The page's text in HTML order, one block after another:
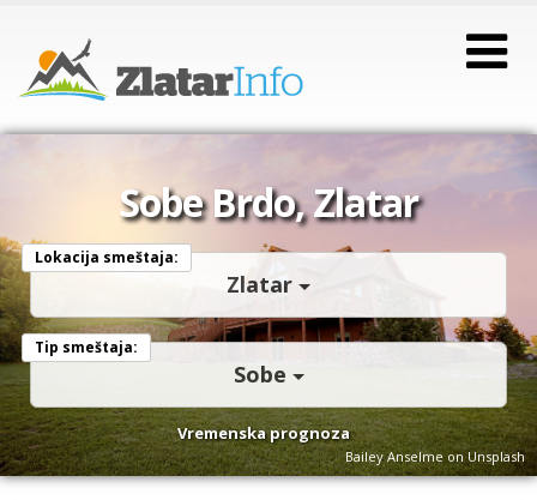
Sobe Brdo, Zlatar
Lokacija smeštaja:
Zlatar
Tip smeštaja:
Sobe
Vremenska prognoza
Bailey Anselme on Unsplash